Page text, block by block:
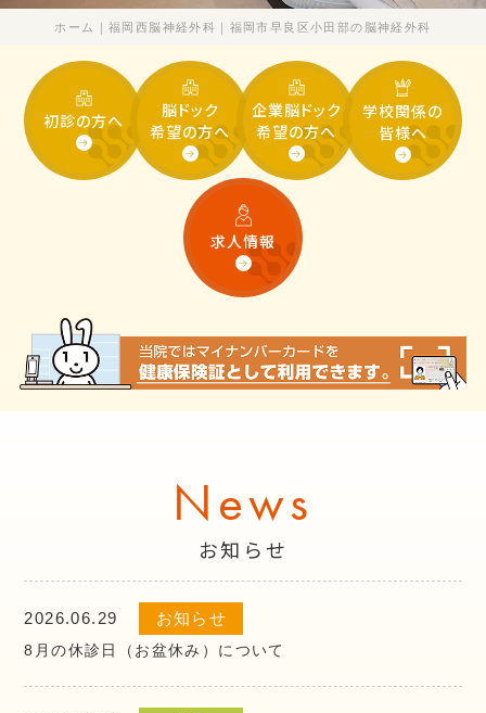
ホーム｜福岡西脳神経外科｜福岡市早良区小田部の脳神経外科
初診の方へ
脳ドック
希望の方へ
企業脳ドック
希望の方へ
学校関係の
皆様へ
求人情報
News
お知らせ
2026.06.29 お知らせ
8月の休診日（お盆休み）について